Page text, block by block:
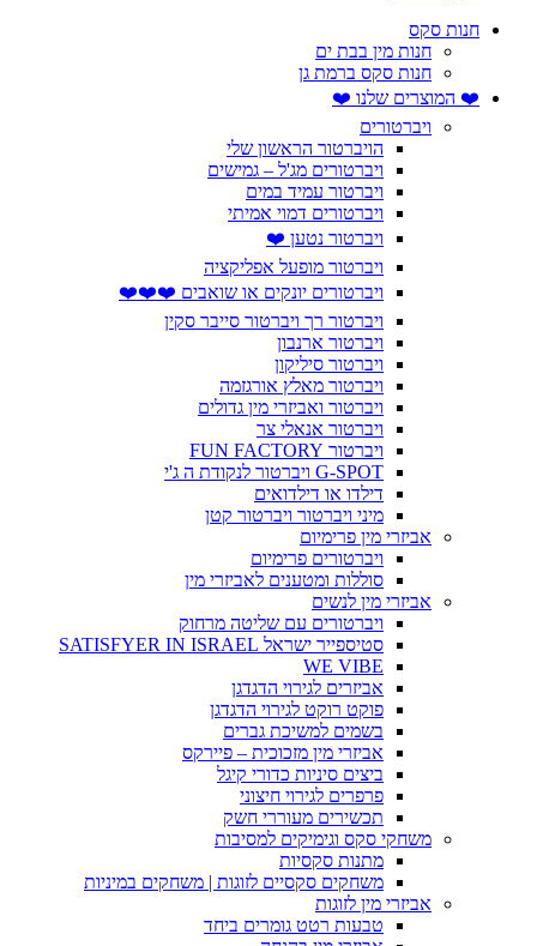
חנות סקס
חנות מין בבת ים
חנות סקס ברמת גן
❤️ המוצרים שלנו ❤️
ויברטורים
הויברטור הראשון שלי
ויברטורים מג'ל – גמישים
ויברטור עמיד במים
ויברטורים דמוי אמיתי
ויברטור נטען ❤️
ויברטור מופעל אפליקציה
ויברטורים יונקים או שואבים ❤️❤️❤️
ויברטור רך ויברטור סייבר סקין
ויברטור ארנבון
ויברטור סיליקון
ויברטור מאלץ אורגזמה
ויברטור ואביזרי מין גדולים
ויברטור אנאלי צר
ויברטור FUN FACTORY
G-SPOT ויברטור לנקודת ה ג'י
דילדו או דילדואים
מיני ויברטור ויברטור קטן
אביזרי מין פרימיום
ויברטורים פרימיום
סוללות ומטענים לאביזרי מין
אביזרי מין לנשים
ויברטורים עם שליטה מרחוק
סטיספייר ישראל SATISFYER IN ISRAEL
WE VIBE
אביזרים לגירוי הדגדגן
פוקט רוקט לגירוי הדגדגן
בשמים למשיכת גברים
אביזרי מין מזכוכית – פיירקס
ביצים סיניות כדורי קיגל
פרפרים לגירוי חיצוני
תכשירים מעוררי חשק
משחקי סקס וגימיקים למסיבות
מתנות סקסיות
משחקים סקסיים לזוגות | משחקים במיניות
אביזרי מין לזוגות
טבעות רטט גומרים ביחד